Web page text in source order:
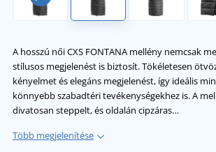
A hosszú női CXS FONTANA mellény nemcsak
stílusos megjelenést is biztosít. Tökéletesen
kényelmet és elegáns megjelenést, így ideális
könnyebb szabadtéri tevékenységekhez is. A
divatosan steppelt, és oldalán cipzáras…
Több megjelenítése